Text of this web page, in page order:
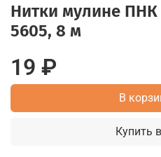
Нитки мулине ПНК
5605, 8 м
19 ₽
В
Купить